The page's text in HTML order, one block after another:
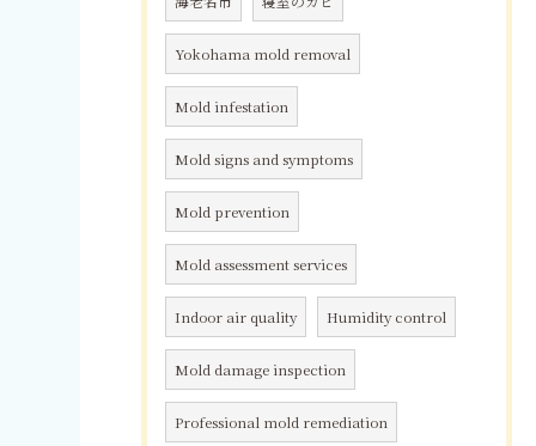
Yokohama mold removal
Mold infestation
Mold signs and symptoms
Mold prevention
Mold assessment services
Indoor air quality Humidity control
Mold damage inspection
Professional mold remediation